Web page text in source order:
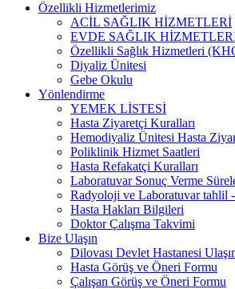
Özellikli Hizmetlerimiz
ACİL SAĞLIK HİZMETLERİ
EVDE SAĞLIK
Özellikli Sağlık Hizmetleri
Diyaliz Ünitesi
Gebe Okulu
Yönlendirme
YEMEK LİSTESİ
Hasta Ziyaretçi Kuralları
Hemodiyaliz Ünitesi Hasta
Poliklinik Hizmet Saatleri
Hasta Refakatçi Kuralları
Laboratuvar Sonuç Verme
Radyoloji ve Laboratuvar tahlil
Hasta Hakları Bilgileri
Doktor Çalışma Takvimi
Bize Ulaşın
Dilovası Devlet Hastanesi
Hasta Görüş ve Öneri Formu
Çalışan Görüş ve Öneri Formu